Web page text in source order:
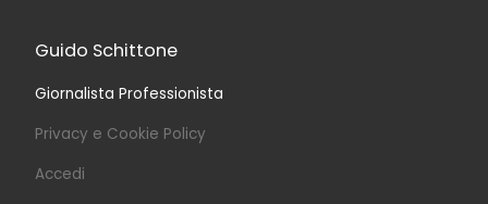
Guido Schittone
Giornalista Professionista
Privacy e Cookie Policy
Accedi